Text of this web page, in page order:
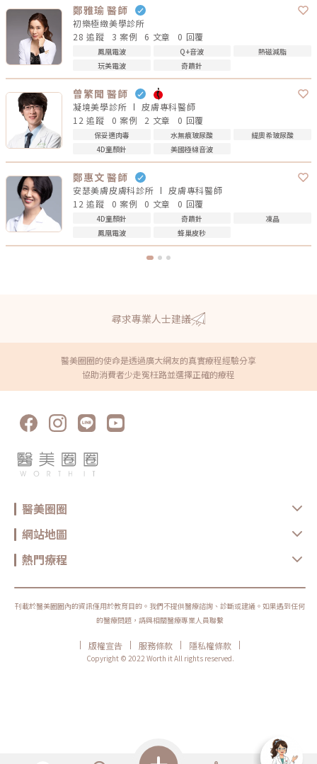
鄭雅瑜 醫師
初樂極緻美學診所
28 追蹤
3 案例 6 文章 0 回覆
鳳凰電波 Q+音波
熱磁減脂
玩美電波
奇蹟針
曾繁聞 醫師
凝境美學診所 皮膚專科醫師
12 追蹤
0 案例 2 文章 0 回覆
保妥適肉毒 水無痕玻尿酸
緹奧希玻尿酸
4D童顏針
美國極線音波
鄭惠文 醫師
安瑟美膚皮膚科診所 皮膚專科醫師
12 追蹤
0 案例 0 文章 0 回覆
4D童顏針 奇蹟針
凍晶
鳳凰電波
蜂巢皮秒
尋求專業人士建議
醫美圈圈的使命是透過廣大網友的真實療程經驗分享
協助消費者少走冤枉路並選擇正確的療程
醫美圈圈
網站地圖
熱門療程
刊載於醫美圈圈內的資訊僅用於教育目的。我們不提供醫療諮詢、診斷或建議。如果遇到任何
的醫療問題，請與相關醫療專業人員聯繫
| 版權宣告 | 服務條款 | 隱私權條款
|
Copyright © 2022 Worth it All rights reserved.